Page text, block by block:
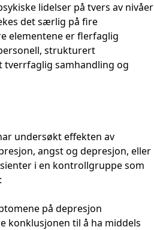
lidelser på tvers av nivåer
det særlig på fire
elementene er flerfaglig
strukturert
tverrfaglig samhandling og
undersøkt effekten av
angst og depresjon, eller
i en kontrollgruppe som
på depresjon
konklusjonen til å ha middels